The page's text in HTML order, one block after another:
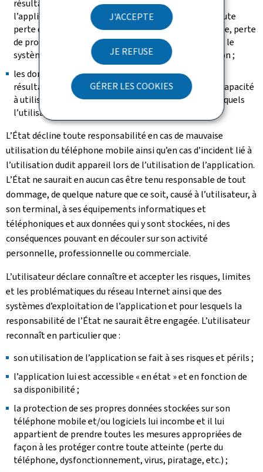
J'ACCEPTE
JE REFUSE
GÉRER LES COOKIES
résultant de l’utilisation ou de l’incapacité à utiliser
l’application ainsi que ses services et notamment toute
perte d’exploitation, perte financière ou commerciale, perte
de programmes et/ou de données en particulier dans le
système d’information de l’utilisateur de l’application ;
les dommages de toute nature, directs ou indirects,
résultant du contenu et/ou de l’utilisation ou de l’incapacité
à utiliser des sites Internet liés à l’application ou auxquels
l’utilisateur pourrait avoir accès via l’application.
L’État décline toute responsabilité en cas de mauvaise
utilisation du téléphone mobile ainsi qu’en cas d’incident lié à
l’utilisation dudit appareil lors de l’utilisation de l’application.
L’État ne saurait en aucun cas être tenu responsable de tout
dommage, de quelque nature que ce soit, causé à l’utilisateur, à
son terminal, à ses équipements informatiques et
téléphoniques et aux données qui y sont stockées, ni des
conséquences pouvant en découler sur son activité
personnelle, professionnelle ou commerciale.
L’utilisateur déclare connaître et accepter les risques, limites
et les problématiques du réseau Internet ainsi que des
systèmes d’exploitation de l’application et pour lesquels la
responsabilité de l’État ne saurait être engagée. L’utilisateur
reconnaît en particulier que :
son utilisation de l’application se fait à ses risques et périls ;
l’application lui est accessible « en état » et en fonction de
sa disponibilité ;
la protection de ses propres données stockées sur son
téléphone mobile et/ou logiciels lui incombe et il lui
appartient de prendre toutes les mesures appropriées de
façon à les protéger contre toute atteinte (perte du
téléphone, dysfonctionnement, virus, piratage, etc.) ;